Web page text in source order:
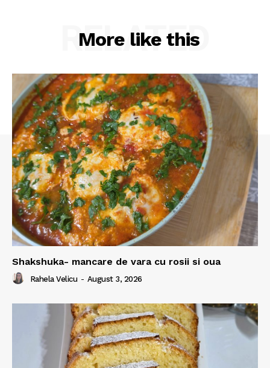
More like this
RELATED
Shakshuka- mancare de vara cu rosii si oua
Rahela Velicu - August 3, 2026